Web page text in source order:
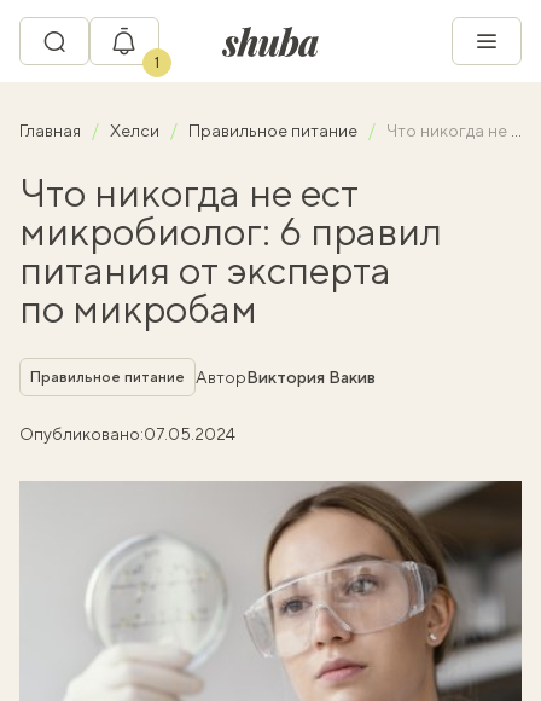
1
Главная Хелси Правильное питание Что никогда не ест микробиолог: 6 правил питания от эксперта по микробам
Что никогда не ест
микробиолог: 6 правил
питания от эксперта
по микробам
Рубрика
Правильное питание АвторВиктория Вакив
Опубликовано:07.05.2024